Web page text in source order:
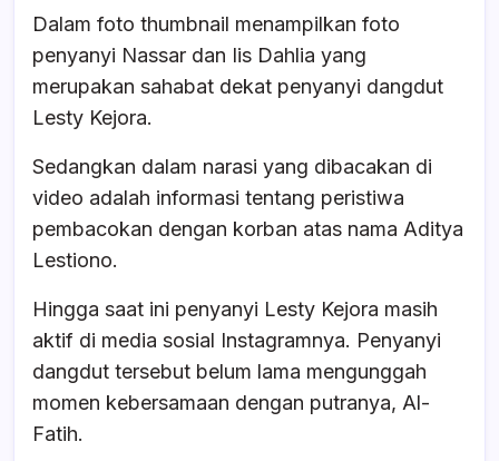
Dalam foto thumbnail menampilkan foto
penyanyi Nassar dan Iis Dahlia yang
merupakan sahabat dekat penyanyi dangdut
Lesty Kejora.
Sedangkan dalam narasi yang dibacakan di
video adalah informasi tentang peristiwa
pembacokan dengan korban atas nama Aditya
Lestiono.
Hingga saat ini penyanyi Lesty Kejora masih
aktif di media sosial Instagramnya. Penyanyi
dangdut tersebut belum lama mengunggah
momen kebersamaan dengan putranya, Al-
Fatih.